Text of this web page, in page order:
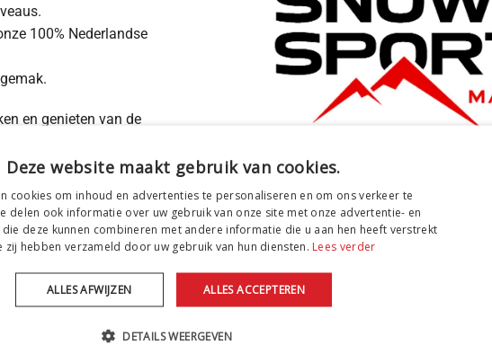
100% Nederlandse
en genieten van de
gevoel!
MEER INFORMATIE
Deze website maakt gebruik van cookies.
cookies om inhoud en advertenties te personaliseren en om ons verkeer te
delen ook informatie over uw gebruik van onze site met onze advertentie- en
deze kunnen combineren met andere informatie die u aan hen heeft verstrekt
zij hebben verzameld door uw gebruik van hun diensten. Lees verder
ALLES ACCEPTEREN
ALLES AFWIJZEN
DETAILS WEERGEVEN